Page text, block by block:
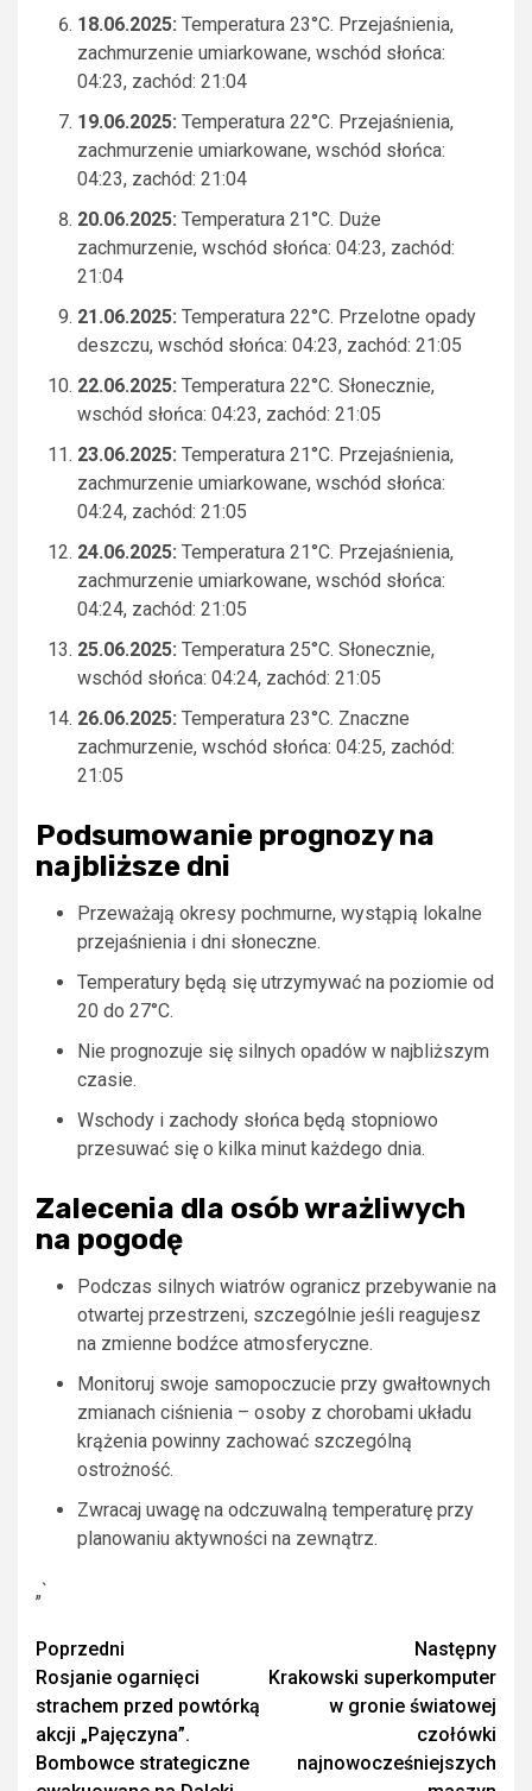
18.06.2025: Temperatura 23°C. Przejaśnienia,
zachmurzenie umiarkowane, wschód słońca:
04:23, zachód: 21:04
19.06.2025: Temperatura 22°C. Przejaśnienia,
zachmurzenie umiarkowane, wschód słońca:
04:23, zachód: 21:04
20.06.2025: Temperatura 21°C. Duże
zachmurzenie, wschód słońca: 04:23, zachód:
21:04
21.06.2025: Temperatura 22°C. Przelotne opady
deszczu, wschód słońca: 04:23, zachód: 21:05
22.06.2025: Temperatura 22°C. Słonecznie,
wschód słońca: 04:23, zachód: 21:05
23.06.2025: Temperatura 21°C. Przejaśnienia,
zachmurzenie umiarkowane, wschód słońca:
04:24, zachód: 21:05
24.06.2025: Temperatura 21°C. Przejaśnienia,
zachmurzenie umiarkowane, wschód słońca:
04:24, zachód: 21:05
25.06.2025: Temperatura 25°C. Słonecznie,
wschód słońca: 04:24, zachód: 21:05
26.06.2025: Temperatura 23°C. Znaczne
zachmurzenie, wschód słońca: 04:25, zachód:
21:05
Podsumowanie prognozy na
najbliższe dni
Przeważają okresy pochmurne, wystąpią lokalne
przejaśnienia i dni słoneczne.
Temperatury będą się utrzymywać na poziomie od
20 do 27°C.
Nie prognozuje się silnych opadów w najbliższym
czasie.
Wschody i zachody słońca będą stopniowo
przesuwać się o kilka minut każdego dnia.
Zalecenia dla osób wrażliwych
na pogodę
Podczas silnych wiatrów ogranicz przebywanie na
otwartej przestrzeni, szczególnie jeśli reagujesz
na zmienne bodźce atmosferyczne.
Monitoruj swoje samopoczucie przy gwałtownych
zmianach ciśnienia – osoby z chorobami układu
krążenia powinny zachować szczególną
ostrożność.
Zwracaj uwagę na odczuwalną temperaturę przy
planowaniu aktywności na zewnątrz.
„`
Zobacz
wpisy
Poprzedni
Rosjanie ogarnięci
strachem przed powtórką
akcji „Pajęczyna”.
Bombowce strategiczne
Następny
Krakowski superkomputer
w gronie światowej
czołówki
najnowocześniejszych